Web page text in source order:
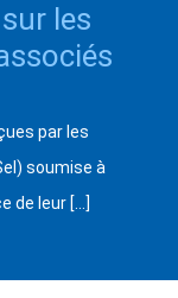
les
par les
soumise à
de leur […]